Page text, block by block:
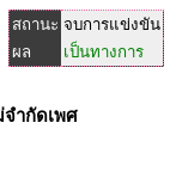
สถานะ จบการแข่งขัน
ผล
เป็นทางการ
ำกัดเพศ